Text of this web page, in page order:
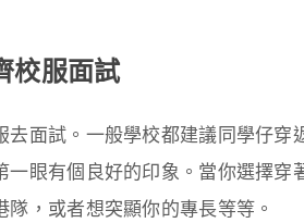
校服面試
去面試。一般學校都建議同學仔穿
一眼有個良好的印象。當你選擇穿
，或者想突顯你的專長等等。